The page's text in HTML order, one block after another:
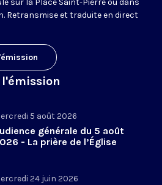
sur la Place Saint-Pierre ou dans
Retransmise et traduite en direct
5 août 2026
générale du 5 août
- La prière de l’Église
24 juin 2026